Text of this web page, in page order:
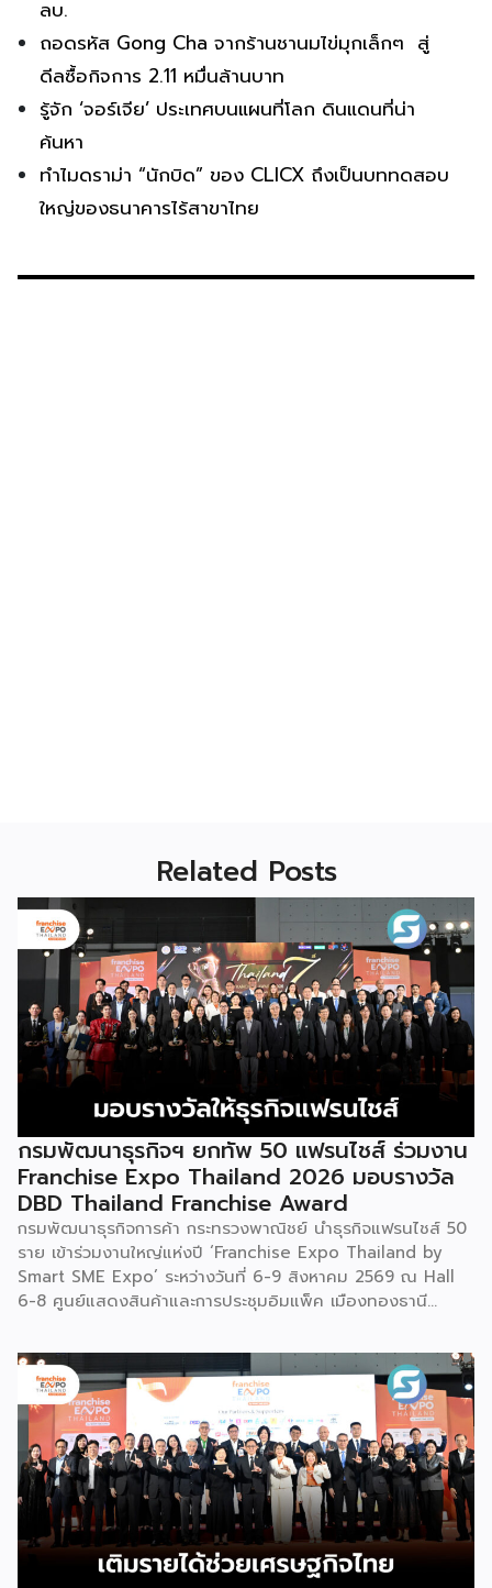
ลบ.
ถอดรหัส Gong Cha จากร้านชานมไข่มุกเล็กๆ สู่
ดีลซื้อกิจการ 2.11 หมื่นล้านบาท
รู้จัก ‘จอร์เจีย’ ประเทศบนแผนที่โลก ดินแดนที่น่า
ค้นหา
ทำไมดราม่า “นักบิด” ของ CLICX ถึงเป็นบททดสอบ
ใหญ่ของธนาคารไร้สาขาไทย
Related Posts
กรมพัฒนาธุรกิจฯ ยกทัพ 50 แฟรนไชส์ ร่วมงาน
Franchise Expo Thailand 2026 มอบรางวัล
DBD Thailand Franchise Award
กรมพัฒนาธุรกิจการค้า กระทรวงพาณิชย์ นำธุรกิจแฟรนไชส์ 50
ราย เข้าร่วมงานใหญ่แห่งปี ‘Franchise Expo Thailand by
Smart SME Expo’ ระหว่างวันที่ 6-9 สิงหาคม 2569 ณ Hall
6-8 ศูนย์แสดงสินค้าและการประชุมอิมแพ็ค เมืองทองธานี
2026 ให้แก่ผู้ประกอบธุรกิจแฟรนไชส์ที่อยู่ในการส่งเสริมสนับสนุน
ของกรมฯ นายพูนพงษ์ นัยนาภากรณ์ อธิบดีกรมพัฒนาธุรกิจ
การค้า กระทรวงพาณิชย์ เปิดเผยภายหลังเป็นประธานเปิดงาน
“งานแฟรนไชส์ เอ็กซ์โป ไทยแลนด์ บาย สมาร์ท เอสเอ็มอี เอ็กซ์
โป (Franchise Expo Thailand by Smart SME Expo)” ซึ่ง
เป็นงานแสดงธุรกิจแฟรนไชส์ชั้นนำที่จัดขึ้นโดย บริษัท พีเอ็มจี
คอร์ปอเรชัน จำกัด เพื่อยกระดับศักยภาพของผู้ประกอบการและ
เจ้าของธุรกิจที่ต้องการขยายกิจการผ่านระบบแฟรนไชส์ […]